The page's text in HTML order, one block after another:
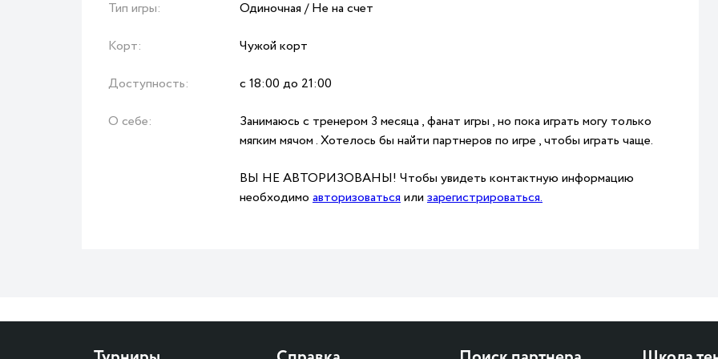
Тип игры: Одиночная / Не на счет
Корт: Чужой корт
Доступность: с 18:00 до 21:00
О себе:
Занимаюсь с тренером 3 месяца , фанат игры , но пока играть могу только
мягким мячом . Хотелось бы найти партнеров по игре , чтобы играть чаще.
ВЫ НЕ АВТОРИЗОВАНЫ! Чтобы увидеть контактную информацию
необходимо авторизоватьсяили зарегистрироваться.